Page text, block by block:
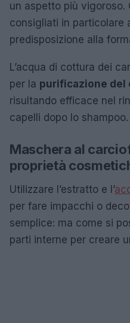
un aspetto più
consigliati in particolare
predisposizione alla
L’acqua di cottura dei
per la purificazione del
risultando efficace nel
capelli dopo lo shampoo.
Maschera al
proprietà
Utilizzare l’estratto e l’
per fare impacchi o
semplice: ma come si
parti interne per creare